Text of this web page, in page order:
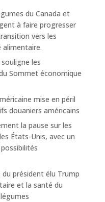
du Canada et
à faire progresser
vers les
alimentaire.
les
Sommet économique
mise en péril
douaniers américains
la pause sur les
États-Unis, avec un
président élu Trump
et la santé du